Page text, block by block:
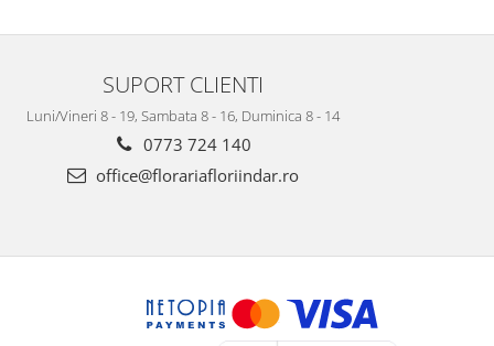
SUPORT CLIENTI
Luni/Vineri 8 - 19, Sambata 8 - 16, Duminica 8 - 14
0773 724 140
office@florariafloriindar.ro